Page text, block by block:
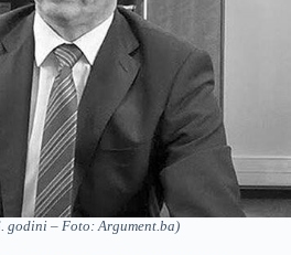
godini – Foto: Argument.ba)